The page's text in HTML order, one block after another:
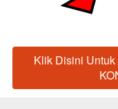
Klik Disini